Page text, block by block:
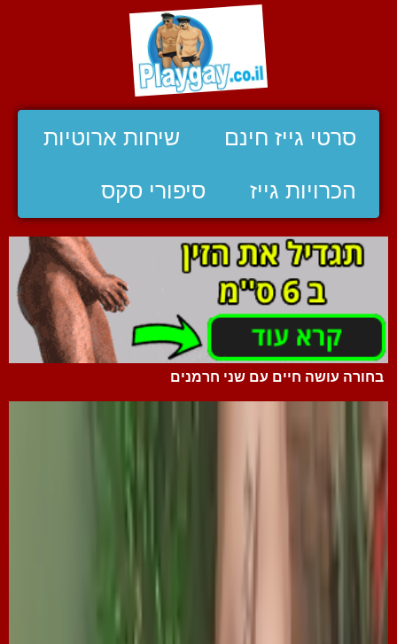
סרטי גייז חינם שיחות ארוטיות
הכרויות גייז סיפורי סקס
בחורה עושה חיים עם שני חרמנים